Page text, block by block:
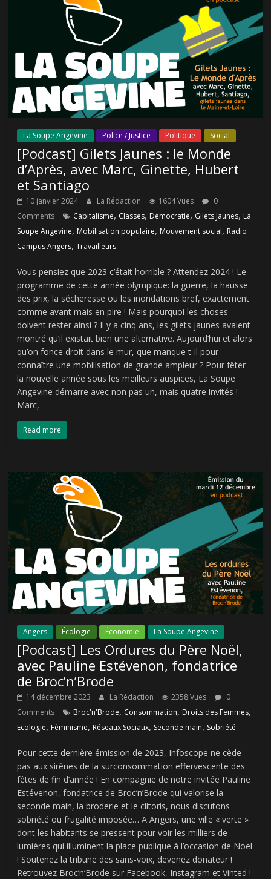
La Soupe Angevine Police / Justice Politique Social
[Podcast] Gilets Jaunes : le Monde
d’Après, avec Marc, Ginette, Hubert
et Santiago
10 janvier 2024 La Rédaction 1604 Vues
0
Comments
Capitalisme, Classes, Démocratie, Gilets Jaunes, La
Soupe Angevine, Mobilisation populaire, Mouvement social, Radio
Campus Angers,Travailleurs
Vous pensiez que 2023 c’était horrible ? Attendez 2024 ! Le
programme de cette année olympique: la guerre, la hausse
des prix, la sécheresse ou les inondations bref, exactement
comme avant mais en pire ! Mais pourquoi les choses
doivent rester ainsi ? Il y a cinq ans, les gilets jaunes avaient
montré qu’il existait bien une alternative. Aujourd’hui et alors
qu’on fonce droit dans le mur, que manque t-il pour
connaître une mobilisation de grande ampleur ? Pour fêter
la nouvelle année sous les meilleurs auspices, La Soupe
Angevine démarre avec non pas un, mais quatre invités !
Marc,
Read more
Angers Écologie Économie La Soupe Angevine
[Podcast] Les Ordures du Père Noël,
avec Pauline Estévenon, fondatrice
de Broc’n’Brode
14 décembre 2023 La Rédaction 2358 Vues
0
Comments
Broc'n'Brode, Consommation, Droits des Femmes,
Ecologie, Féminisme, Réseaux Sociaux, Seconde main, Sobriété
Pour cette dernière émission de 2023, Infoscope ne cède
pas aux sirènes de la surconsommation effervescente des
fêtes de fin d’année ! En compagnie de notre invitée Pauline
Estévenon, fondatrice de Broc’n’Brode qui valorise la
seconde main, la broderie et le clitoris, nous discutons
sobriété ou frugalité imposée… A Angers, une ville « verte »
dont les habitants se pressent pour voir les milliers de
lumières qui illuminent la place publique à l’occasion de Noël
! Soutenez la tribune des sans-voix, devenez donateur !
Retrouvez Broc’n’Brode sur Facebook, Instagram et Vinted !